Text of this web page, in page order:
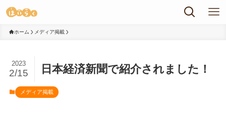
ホーム メディア掲載
日本経済新聞で紹介されました！
2023
2/15
メディア掲載